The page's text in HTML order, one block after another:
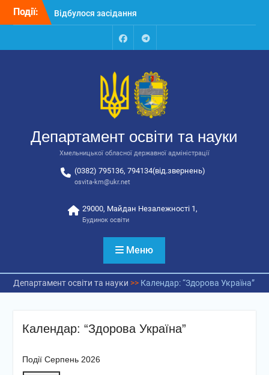
Перейти
Події:
Відбулося засідання
колегії Департаменту
освіти та науки обласної
державної адміністрації
відповідальних за
національно-патріотичне
автобусів для потреб
закладів освіти
FacebookTalegram
Департамент освіти та науки
Хмельницької обласної державної адміністрації
(0382) 795136, 794134(від.звернень)
osvita-km@ukr.net
29000, Майдан Незалежності 1,
Будинок освіти
Меню
Департамент освіти та науки >> Календар: “Здорова Україна”
Календар: “Здорова Україна”
Події Серпень 2026